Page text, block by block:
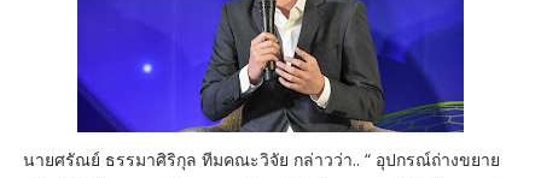
นายศรัณย์ ธรรมาศิริกุล ทีมคณะวิจัย กล่าวว่า.. “ อุปกรณ์ถ่างขยาย